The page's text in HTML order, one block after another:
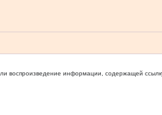
воспроизведение информации, содержащей